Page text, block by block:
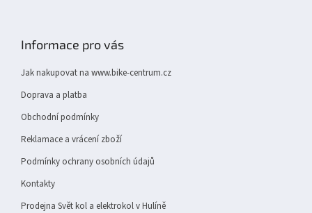
Informace pro vás
Jak nakupovat na www.bike-centrum.cz
Doprava a platba
Obchodní podmínky
Reklamace a vrácení zboží
Podmínky ochrany osobních údajů
Kontakty
Prodejna Svět kol a elektrokol v Hulíně